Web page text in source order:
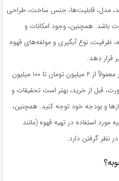
مدل، قابلیت‌ها، جنس ساخت، طراحی
باشد. همچنین، وجود امکانات و
ظرفیت، نوع آبگیری و مولفه‌های قهوه
قرار دهد.
قیمت اسپرسو سازهای خانگی در بازار معمولاً از ۲ میلیون تومان تا ۱۰۰ میلیون
قبل از خرید، بهتر است تحقیقات و
و بودجه خود توجه کنید. همچنین،
مورد استفاده در تهیه قهوه (مانند
نظر گرفتن دارد.